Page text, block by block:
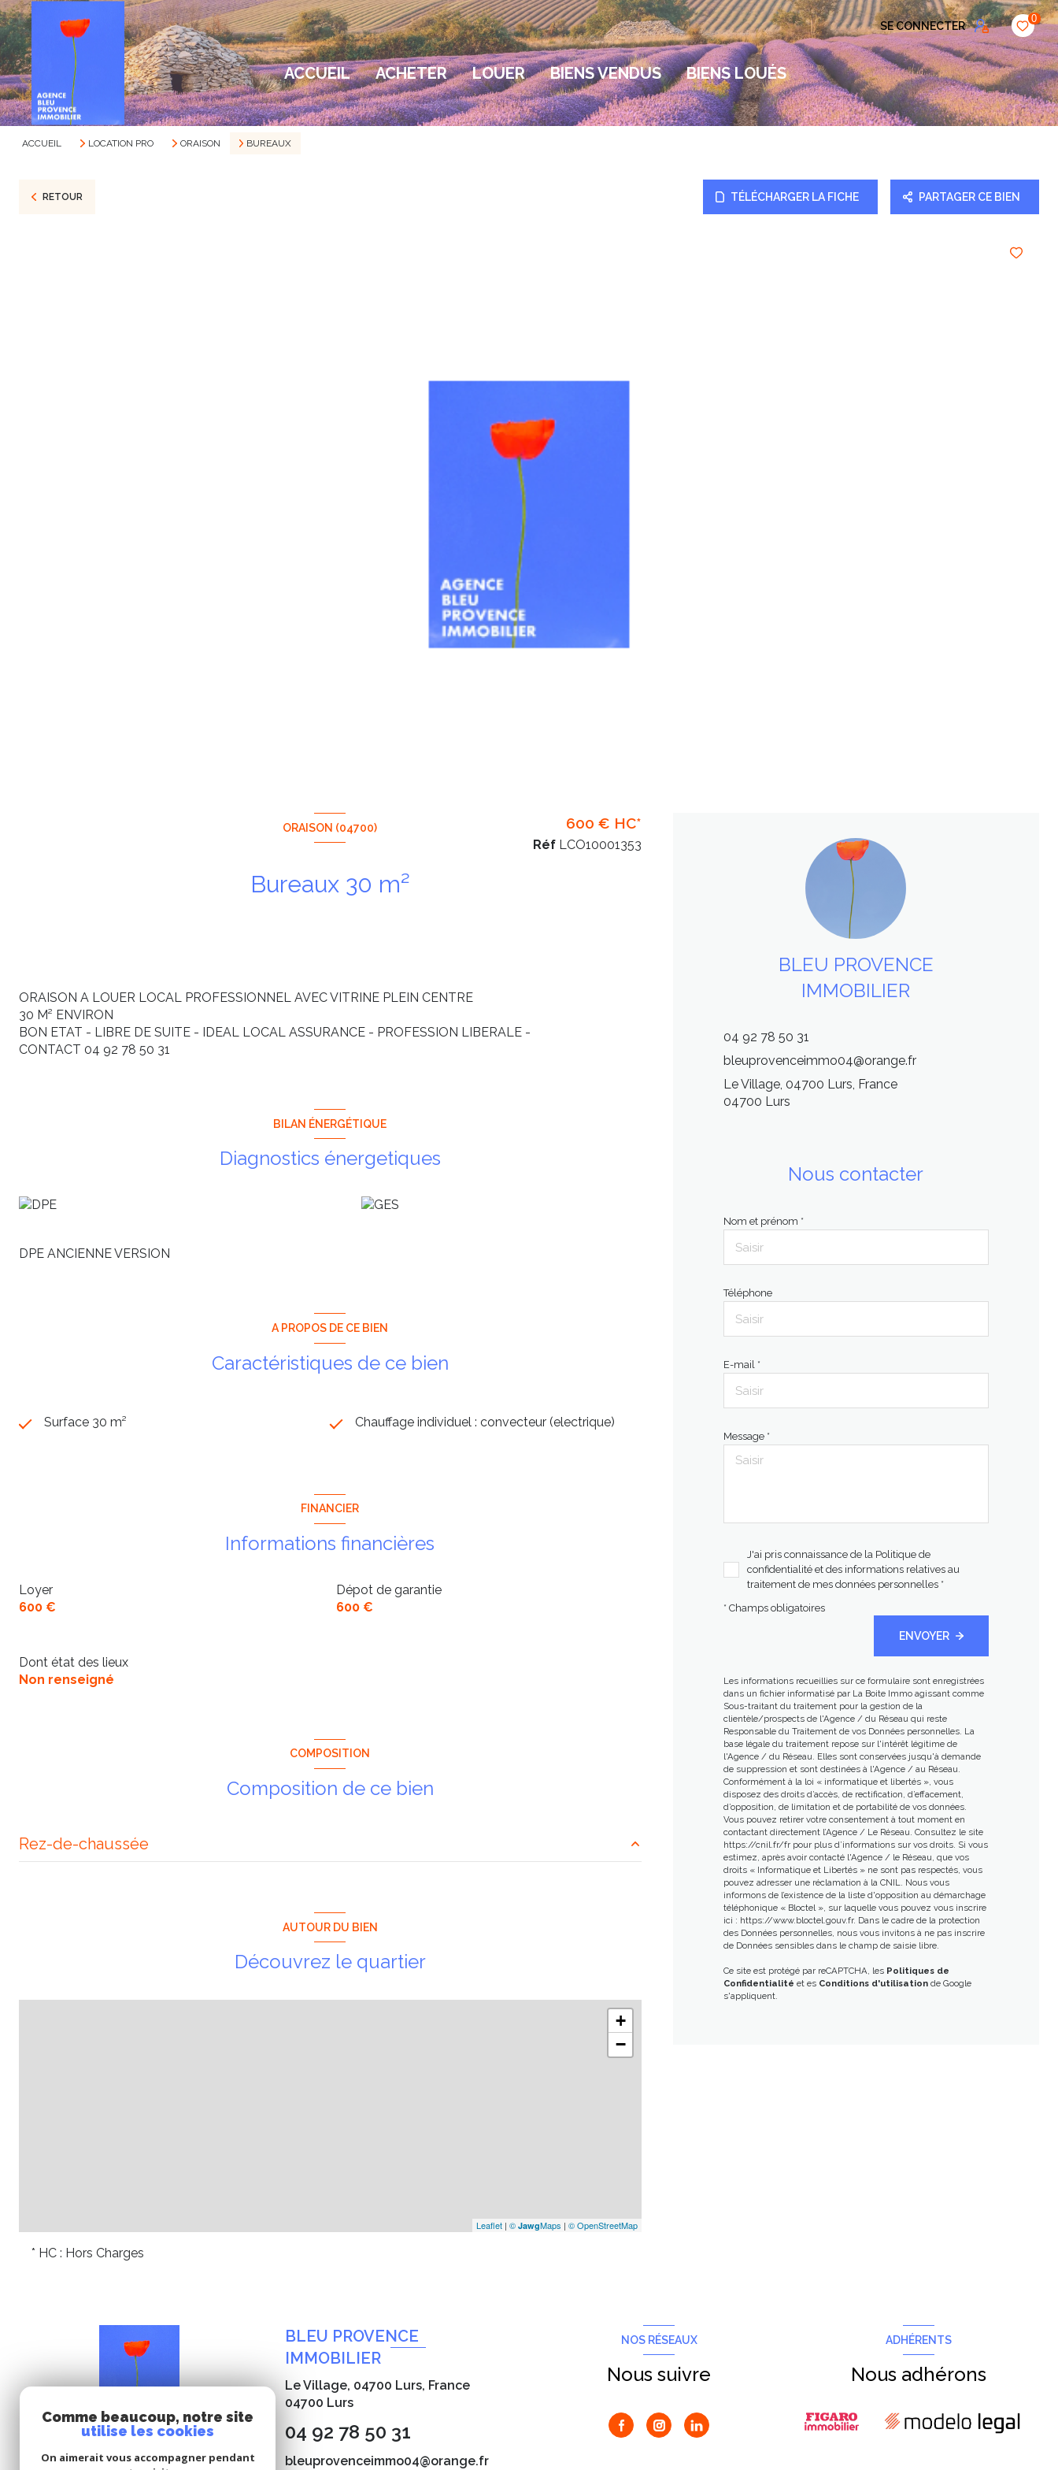
SE CONNECTER
0
ACCUEIL ACHETER LOUER BIENS VENDUS BIENS LOUÉS
ACCUEIL LOCATION PRO ORAISON BUREAUX
RETOUR TÉLÉCHARGER LA FICHE PARTAGER CE BIEN
ORAISON (04700)
Bureaux 30 m²
600 € HC*
Réf LCO10001353
ORAISON A LOUER LOCAL PROFESSIONNEL AVEC VITRINE PLEIN CENTRE
30 M² ENVIRON
BON ETAT - LIBRE DE SUITE - IDEAL LOCAL ASSURANCE - PROFESSION LIBERALE -
CONTACT 04 92 78 50 31
BILAN ÉNERGÉTIQUE
Diagnostics énergetiques
DPE ANCIENNE VERSION
A PROPOS DE CE BIEN
Caractéristiques de ce bien
Surface 30 m² Chauffage individuel : convecteur (electrique)
FINANCIER
Informations financières
Loyer
600 €
Dont état des lieux
Non renseigné
Dépot de garantie
600 €
COMPOSITION
Composition de ce bien
Rez-de-chaussée
AUTOUR DU BIEN
Découvrez le quartier
+
−
Leaflet| © JawgMaps | © OpenStreetMap
BLEU PROVENCE
IMMOBILIER
04 92 78 50 31
bleuprovenceimmo04@orange.fr
Le Village, 04700 Lurs, France
04700 Lurs
Nous contacter
Nom et prénom *
Téléphone
E-mail *
Message *
J'ai pris connaissance de la Politique de
confidentialité et des informations relatives au
traitement de mes données personnelles *
* Champs obligatoires
ENVOYER
Les informations recueillies sur ce formulaire sont enregistrées
dans un fichier informatisé par La Boite Immo agissant comme
Sous-traitant du traitement pour la gestion de la
clientèle/prospects de l'Agence / du Réseau qui reste
Responsable du Traitement de vos Données personnelles. La
base légale du traitement repose sur l'intérêt légitime de
l'Agence / du Réseau. Elles sont conservées jusqu'à demande
de suppression et sont destinées à l'Agence / au Réseau.
Conformément à la loi « informatique et libertés », vous
disposez des droits d’accès, de rectification, d’effacement,
d’opposition, de limitation et de portabilité de vos données.
Vous pouvez retirer votre consentement à tout moment en
contactant directement l’Agence / Le Réseau. Consultez le site
https://cnil.fr/frpour plus d’informations sur vos droits. Si vous
estimez, après avoir contacté l'Agence / le Réseau, que vos
droits « Informatique et Libertés » ne sont pas respectés, vous
pouvez adresser une réclamation à la CNIL. Nous vous
informons de l’existence de la liste d'opposition au démarchage
téléphonique « Bloctel », sur laquelle vous pouvez vous inscrire
ici : https://www.bloctel.gouv.fr. Dans le cadre de la protection
des Données personnelles, nous vous invitons à ne pas inscrire
de Données sensibles dans le champ de saisie libre.
Ce site est protégé par reCAPTCHA, les Politiques de
Confidentialité et es Conditions d'utilisationde Google
s'appliquent.
* HC : Hors Charges
BLEU PROVENCE
IMMOBILIER
Le Village, 04700 Lurs, France
04700 Lurs
04 92 78 50 31
bleuprovenceimmo04@orange.fr
NOS RÉSEAUX
Nous suivre
ADHÉRENTS
Nous adhérons
Comme beaucoup, notre site
utilise les cookies
On aimerait vous accompagner pendant